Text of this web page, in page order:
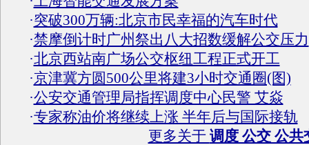
·突破300万辆:北京市民幸福的汽车时代
·禁摩倒计时广州祭出八大招数缓解公交压力
·北京西站南广场公交枢纽工程正式开工
·京津冀方圆500公里将建3小时交通圈(图)
·公安交通管理局指挥调度中心民警 艾焱
·专家称油价将继续上涨 半年后与国际接轨
更多关于 调度 公交 公共